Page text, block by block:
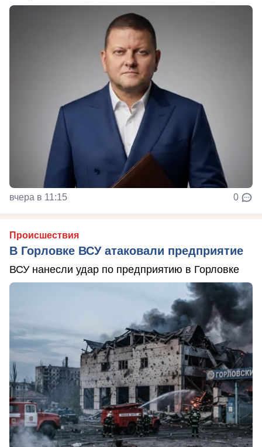
вчера в 11:15 0
Происшествия
В Горловке ВСУ атаковали предприятие
ВСУ нанесли удар по предприятию в Горловке